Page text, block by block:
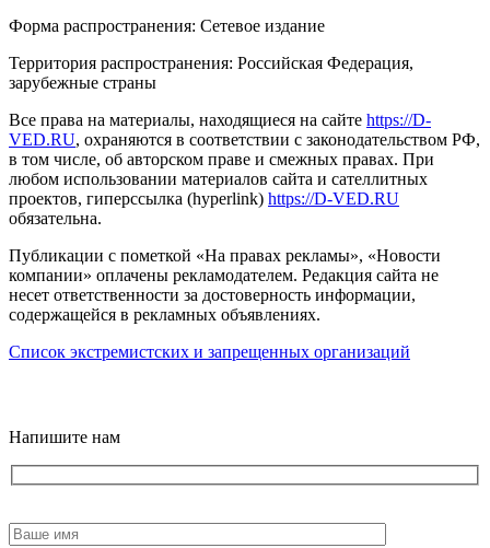
Форма распространения: Сетевое издание
Территория распространения: Российская Федерация,
зарубежные страны
Все права на материалы, находящиеся на сайте https://D-
VED.RU, охраняются в соответствии с законодательством РФ,
в том числе, об авторском праве и смежных правах. При
любом использовании материалов сайта и сателлитных
проектов, гиперссылка (hyperlink) https://D-VED.RU
обязательна.
Публикации с пометкой «На правах рекламы», «Новости
компании» оплачены рекламодателем. Редакция сайта не
несет ответственности за достоверность информации,
содержащейся в рекламных объявлениях.
Список экстремистских и запрещенных организаций
Напишите нам